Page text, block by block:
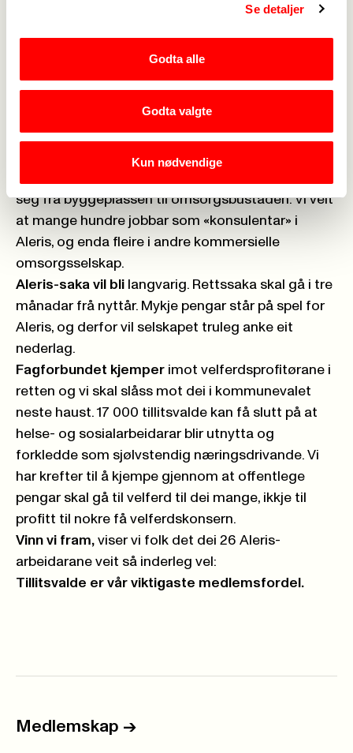
Se detaljer
Godta alle
Godta valgte
Kun nødvendige
dei 26 medlemmene
Dessutan har Fagforbundet meldt Aleris til
Økokrim for grov arbeidskriminalitet. Vi har også
varsla Arbeidstilsynet, Skattedirektoratet og
seg frå byggeplassen til omsorgsbustaden. Vi veit
at mange hundre jobbar som «konsulentar» i
Aleris, og enda fleire i andre kommersielle
omsorgsselskap.
Aleris-saka vil bli langvarig. Rettssaka skal gå i tre
månadar frå nyttår. Mykje pengar står på spel for
Aleris, og derfor vil selskapet truleg anke eit
nederlag.
Fagforbundet kjemper imot velferdsprofitørane i
retten og vi skal slåss mot dei i kommunevalet
neste haust. 17 000 tillitsvalde kan få slutt på at
helse- og sosialarbeidarar blir utnytta og
forkledde som sjølvstendig næringsdrivande. Vi
har krefter til å kjempe gjennom at offentlege
pengar skal gå til velferd til dei mange, ikkje til
profitt til nokre få velferdskonsern.
Vinn vi fram, viser vi folk det dei 26 Aleris-
arbeidarane veit så inderleg vel:
Tillitsvalde er vår viktigaste medlemsfordel.
Medlemskap ->